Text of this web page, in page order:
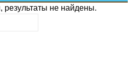
коррупции
результаты не найдены.